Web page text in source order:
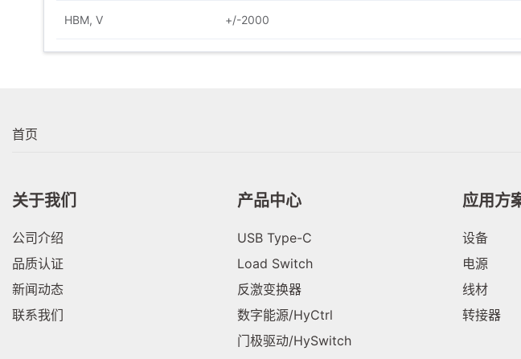
HBM, V +/-2000
首页
关于我们
公司介绍
品质认证
新闻动态
联系我们
产品中心
USB Type-C
Load Switch
反激变换器
数字能源/HyCtrl
门极驱动/HySwitch
应用方
设备
电源
线材
转接器